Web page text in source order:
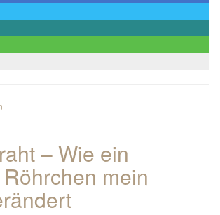
– Wie ein
mein